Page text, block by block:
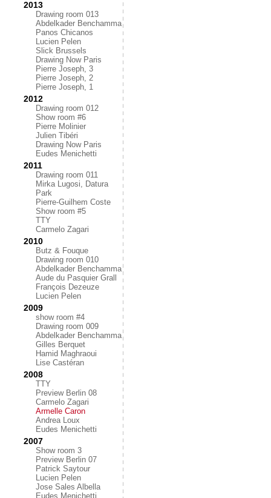
2013
Drawing room 013
Abdelkader Benchamma
Panos Chicanos
Lucien Pelen
Slick Brussels
Drawing Now Paris
Pierre Joseph, 3
Pierre Joseph, 2
Pierre Joseph, 1
2012
Drawing room 012
Show room #6
Pierre Molinier
Julien Tibéri
Drawing Now Paris
Eudes Menichetti
2011
Drawing room 011
Mirka Lugosi, Datura
Park
Pierre-Guilhem Coste
Show room #5
TTY
Carmelo Zagari
2010
Butz & Fouque
Drawing room 010
Abdelkader Benchamma
Aude du Pasquier Grall
François Dezeuze
Lucien Pelen
2009
show room #4
Drawing room 009
Abdelkader Benchamma
Gilles Berquet
Hamid Maghraoui
Lise Castéran
2008
TTY
Preview Berlin 08
Carmelo Zagari
Armelle Caron
Andrea Loux
Eudes Menichetti
2007
Show room 3
Preview Berlin 07
Patrick Saytour
Lucien Pelen
Jose Sales Albella
Eudes Menichetti